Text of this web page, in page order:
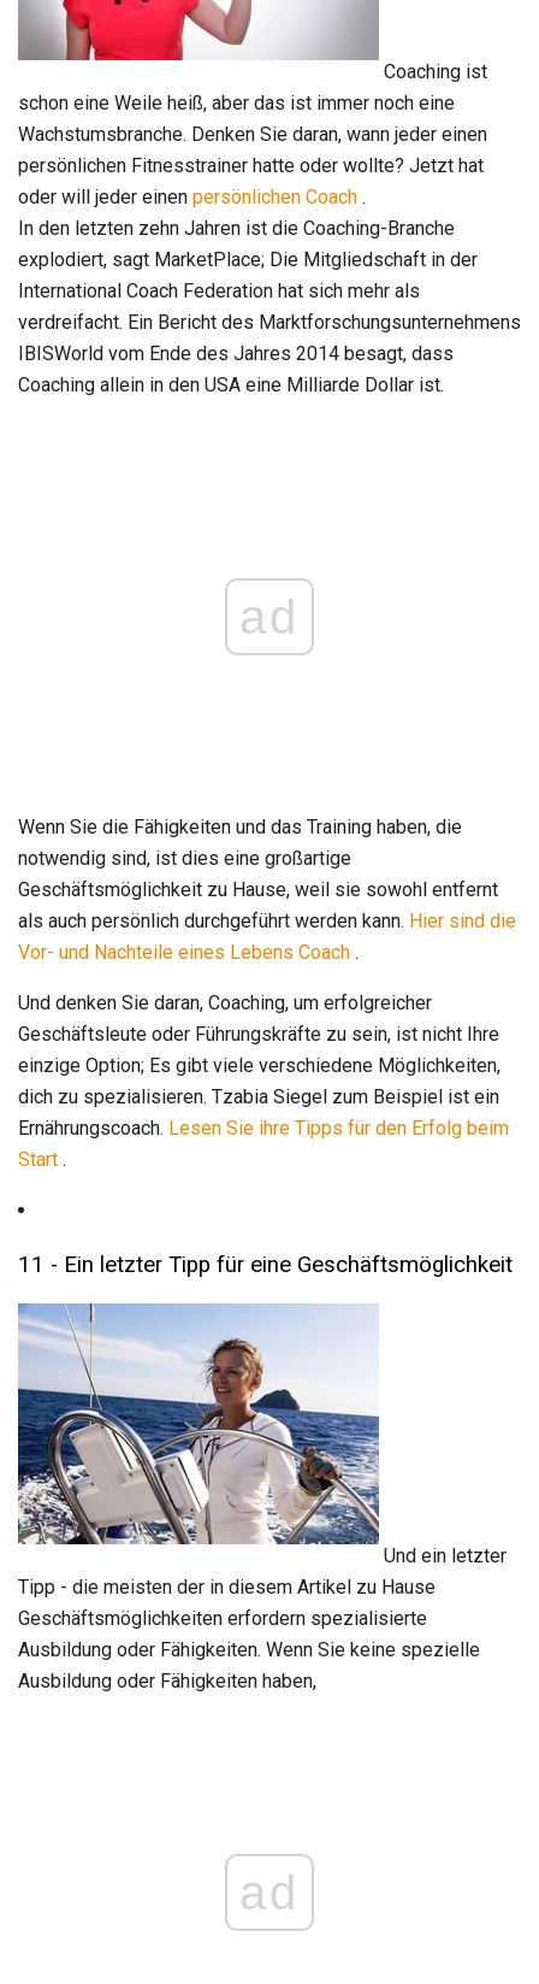
Coaching ist
schon eine Weile heiß, aber das ist immer noch eine
Wachstumsbranche. Denken Sie daran, wann jeder einen
persönlichen Fitnesstrainer hatte oder wollte? Jetzt hat
oder will jeder einen persönlichen Coach .
In den letzten zehn Jahren ist die Coaching-Branche
explodiert, sagt MarketPlace; Die Mitgliedschaft in der
International Coach Federation hat sich mehr als
verdreifacht. Ein Bericht des Marktforschungsunternehmens
IBISWorld vom Ende des Jahres 2014 besagt, dass
Coaching allein in den USA eine Milliarde Dollar ist.
ad
Wenn Sie die Fähigkeiten und das Training haben, die
notwendig sind, ist dies eine großartige
Geschäftsmöglichkeit zu Hause, weil sie sowohl entfernt
als auch persönlich durchgeführt werden kann. Hier sind die
Vor- und Nachteile eines Lebens Coach .
Und denken Sie daran, Coaching, um erfolgreicher
Geschäftsleute oder Führungskräfte zu sein, ist nicht Ihre
einzige Option; Es gibt viele verschiedene Möglichkeiten,
dich zu spezialisieren. Tzabia Siegel zum Beispiel ist ein
Ernährungscoach. Lesen Sie ihre Tipps für den Erfolg beim
Start .
11 - Ein letzter Tipp für eine Geschäftsmöglichkeit
Und ein letzter
Tipp - die meisten der in diesem Artikel zu Hause
Geschäftsmöglichkeiten erfordern spezialisierte
Ausbildung oder Fähigkeiten. Wenn Sie keine spezielle
Ausbildung oder Fähigkeiten haben,
ad